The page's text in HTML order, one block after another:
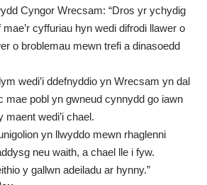
Cyngor Wrecsam: “Dros yr ychydig
cyffuriau hyn wedi difrodi llawer o
o broblemau mewn trefi a dinasoedd
wedi’i ddefnyddio yn Wrecsam yn dal
mae pobl yn gwneud cynnydd go iawn
maent wedi’i chael.
yn llwyddo mewn rhaglenni
neu waith, a chael lle i fyw.
y gallwn adeiladu ar hynny.”